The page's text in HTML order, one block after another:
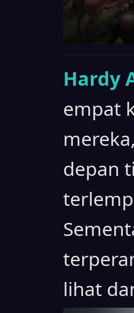
Hardy
empat
depan
lihat